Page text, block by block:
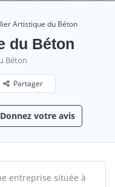
Artistique du Béton
du Béton
Béton
Partager
Donnez votre avis
entreprise située à